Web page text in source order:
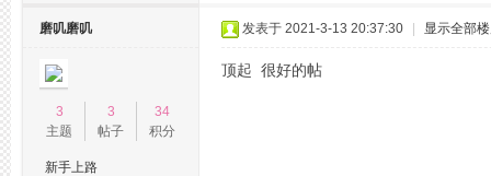
磨叽磨叽
3
主题
3
帖子
34
积分
新手上路
发表于 2021-3-13 20:37:30 显示全部
顶起 很好的帖